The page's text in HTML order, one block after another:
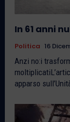
In 61 anni
Politica 16
Anzi no:i
apparso